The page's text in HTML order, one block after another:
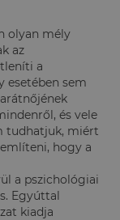
olyan mély
az
a
esetében sem
és vele
tudhatjuk, miért
hogy a
a pszichológiai
Egyúttal
kiadja